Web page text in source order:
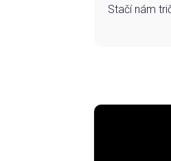
Stačí nám